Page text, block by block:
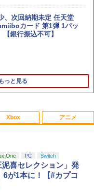
限定特典+特典】空の軌
サー・アガット+【早期
DLCチラシ)
スター8個セット レーシ
ト[RCZ01/RCZ02]に取付
レースゲーム]
、次回納期未定 任天堂
カード 第1弾 1パッ
銀行振込不可】
っと見る
場版「鬼滅の刃」無限城
再来(通常版)【Blu-ra
ョン[Blu-ray]【返品種別
レイダース|オンライン
ジタル・エディション
Language: Japan
2200B01)
Xbox
ワイヤレス コントロー
ケーブル
アニメ
刃」無限城編 第一章 猗
[Blu-ray]
One PC Switch
泥喜セレクション」発
が1本に！【#カプコ